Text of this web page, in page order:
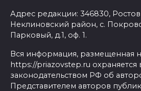
Адрес редакции: 346830,
Неклиновский район, с.
Парковый, д.1, оф. 1.
Вся информация, размещенная
https://priazovstep.ru охраняется
законодательством РФ об
Представителем авторов